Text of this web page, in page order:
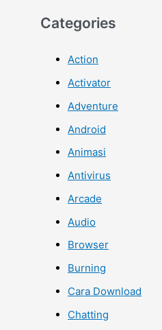
Categories
Action
Activator
Adventure
Android
Animasi
Antivirus
Arcade
Audio
Browser
Burning
Cara Download
Chatting